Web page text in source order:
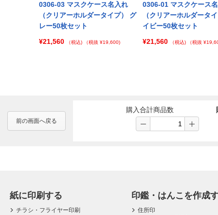
0306-03 マスクケース名入れ
（クリアーホルダータイプ） グ
レー50枚セット
¥21,560
（税込) （税抜 ¥19,600)
0306-01 マスクケース
（クリアーホルダータ
イビー50枚セット
¥21,560
（税込) （税抜
前の画面へ戻る
購入合計商品数
紙に印刷する
チラシ・フライヤー印刷
印鑑・はんこを作成
住所印